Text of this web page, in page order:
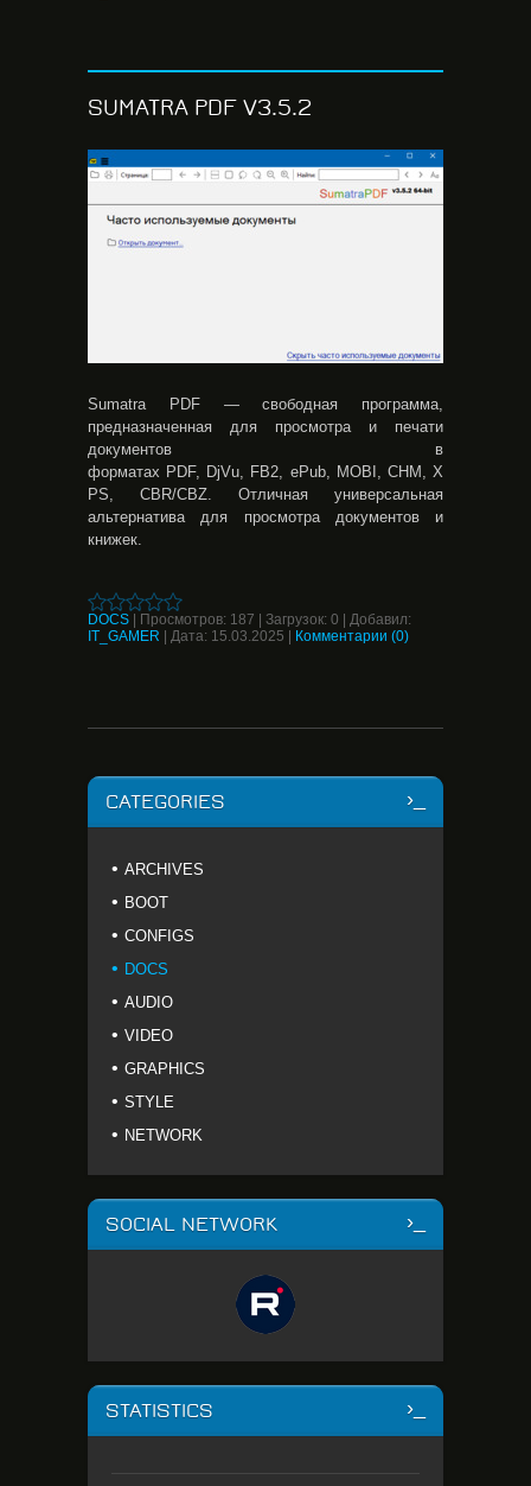
SUMATRA PDF V3.5.2
Sumatra PDF — свободная программа,
предназначенная для просмотра и печати
документов в
форматах PDF, DjVu, FB2, ePub, MOBI, CHM, X
PS, CBR/CBZ. Отличная универсальная
альтернатива для просмотра документов и
книжек.
DOCS Просмотров: 187 Загрузок: 0
Добавил:
IT_GAMER
Дата: 15.03.2025 Комментарии (0)
CATEGORIES
ARCHIVES
BOOT
CONFIGS
DOCS
AUDIO
VIDEO
GRAPHICS
STYLE
NETWORK
SOCIAL NETWORK
STATISTICS